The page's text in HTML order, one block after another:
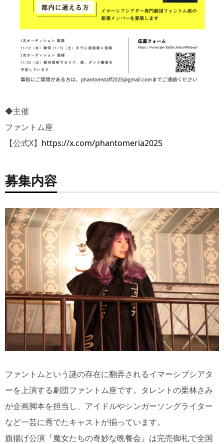
◆主催
ファントム座
【公式X】 https://x.com/phantomeria2025
募集内容
ファントムという謎の存在に翻弄されるイマーシブシアタ
ーを上演する劇団ファントム座です。タレントの栗林さみ
が企画脚本を担当し、アイドルやシンガーソングライター
など一芸に秀でたキャストが揃っています。
旗揚げ公演『魔女たちの奇妙な晩餐会』は完売御礼で全国